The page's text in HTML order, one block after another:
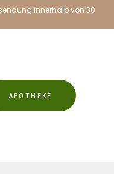
innerhalb von 30
APOTHEKE